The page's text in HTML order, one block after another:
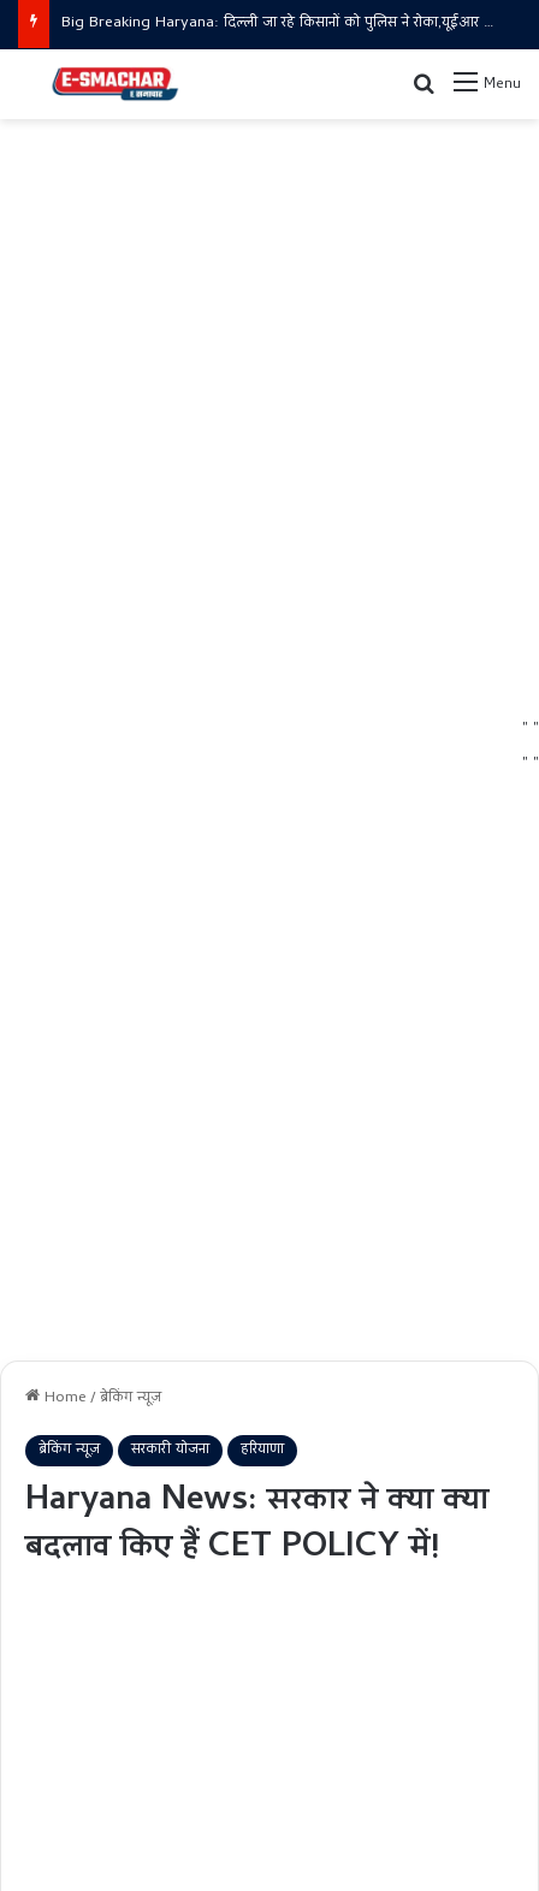
Big Breaking Haryana: दिल्ली जा रहे किसानों को पुलिस ने रोका,यूईआर पर बैरिकेडिंग
Menu
Search for
" "
" "
Home/ब्रेकिंग न्यूज़
ब्रेकिंग न्यूज़ सरकारी योजना हरियाणा
Haryana News: सरकार ने क्या क्या
बदलाव किए हैं CET POLICY में!